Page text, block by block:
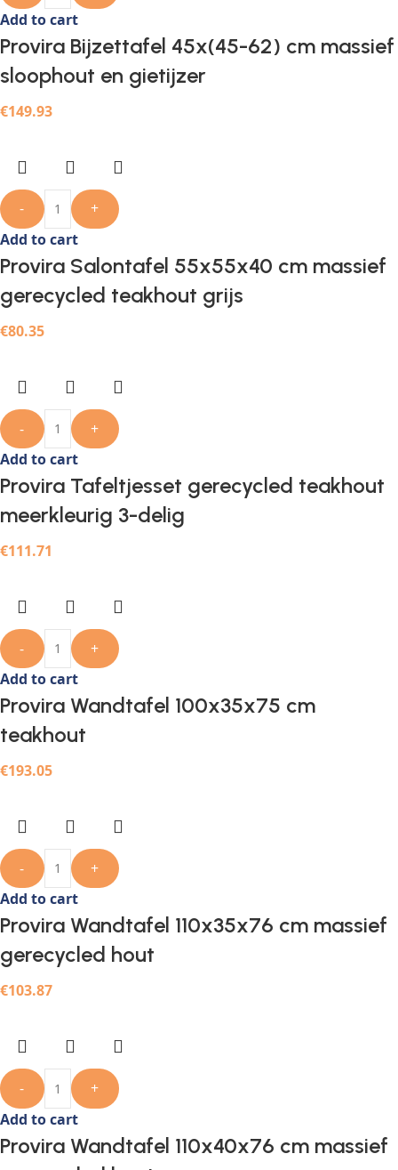
Add to cart
Provira Bijzettafel 45x(45-62) cm massief
sloophout en gietijzer
€149.93
-
+
Add to cart
Provira Salontafel 55x55x40 cm massief
gerecycled teakhout grijs
€80.35
-
+
Add to cart
Provira Tafeltjesset gerecycled teakhout
meerkleurig 3-delig
€111.71
-
+
Add to cart
Provira Wandtafel 100x35x75 cm
teakhout
€193.05
-
+
Add to cart
Provira Wandtafel 110x35x76 cm massief
gerecycled hout
€103.87
-
+
Add to cart
Provira Wandtafel 110x40x76 cm massief